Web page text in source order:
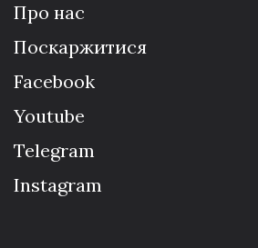
Про нас
Поскаржитися
Facebook
Youtube
Telegram
Instagram